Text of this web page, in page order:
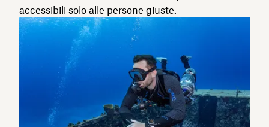
accessibili solo alle persone giuste.